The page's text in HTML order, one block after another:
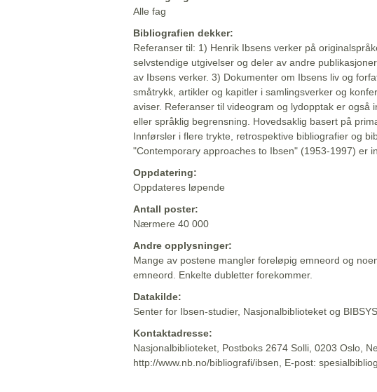
Alle fag
Bibliografien dekker:
Referanser til: 1) Henrik Ibsens verker på
selvstendige utgivelser og deler av andre
av Ibsens verker. 3) Dokumenter om Ibsens liv og
småtrykk, artikler og kapitler i samlingsverker og
aviser. Referanser til videogram og lydopptak er også
eller språklig begrensning. Hovedsaklig basert på
Innførsler i flere trykte, retrospektive bibliografier og
"Contemporary approaches to Ibsen" (1953-1997) er
Oppdatering:
Oppdateres løpende
Antall poster:
Nærmere 40 000
Andre opplysninger:
Mange av postene mangler foreløpig emneord og
emneord. Enkelte dubletter forekommer.
Datakilde:
Senter for Ibsen-studier, Nasjonalbiblioteket og BIBSYS
Kontaktadresse:
Nasjonalbiblioteket, Postboks 2674 Solli, 0203 Oslo,
http://www.nb.no/bibliografi/ibsen, E-post: